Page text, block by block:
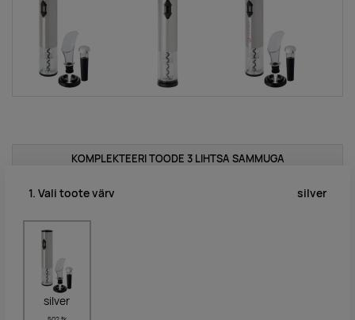
KOMPLEKTEERI TOODE 3 LIHTSA SAMMUGA
1. Vali toote värv silver
silver